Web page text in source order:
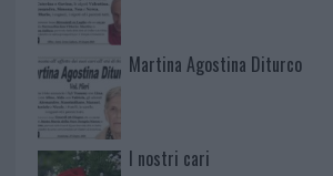
Martina Agostina Diturco
I nostri cari